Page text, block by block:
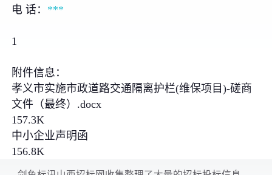
电 话： ***
1
附件信息：
孝义市实施市政道路交通隔离护栏(维保项目)-磋商
文件（最终）.docx
157.3K
中小企业声明函
156.8K